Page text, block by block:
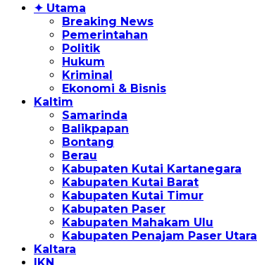
✦ Utama
Breaking News
Pemerintahan
Politik
Hukum
Kriminal
Ekonomi & Bisnis
Kaltim
Samarinda
Balikpapan
Bontang
Berau
Kabupaten Kutai Kartanegara
Kabupaten Kutai Barat
Kabupaten Kutai Timur
Kabupaten Paser
Kabupaten Mahakam Ulu
Kabupaten Penajam Paser Utara
Kaltara
IKN